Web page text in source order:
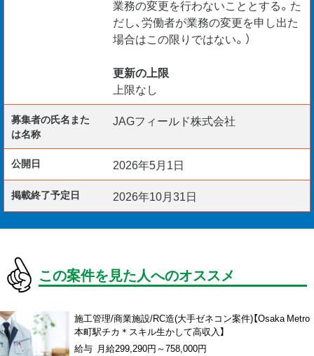
業務の変更を行わないこととする。た
だし、労働者が業務の変更を申し出た
場合はこの限りではない。）
更新の上限
上限なし
募集者の氏名また
は名称
JAGフィールド株式会社
公開日 2026年5月1日
掲載終了予定日 2026年10月31日
この案件を見た人へのオススメ
施工管理/商業施設/RC造(大手ゼネコン案件)【Osaka Metro
本町駅チカ＊スキル生かして高収入】
給与 月給299,290円～758,000円